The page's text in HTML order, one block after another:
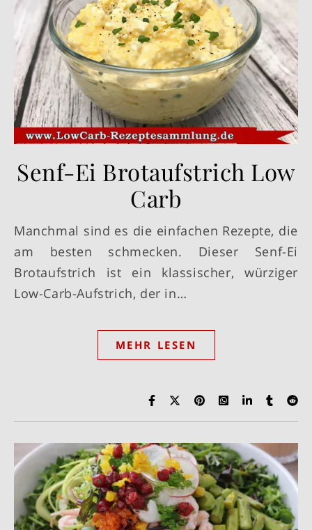
Senf-Ei Brotaufstrich Low
Carb
Manchmal sind es die einfachen Rezepte, die
am besten schmecken. Dieser Senf-Ei
Brotaufstrich ist ein klassischer, würziger
Low-Carb-Aufstrich, der in…
MEHR LESEN